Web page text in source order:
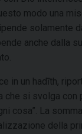
modo una
solamente
anche dalla
che si svolga con
cosa”. La
della